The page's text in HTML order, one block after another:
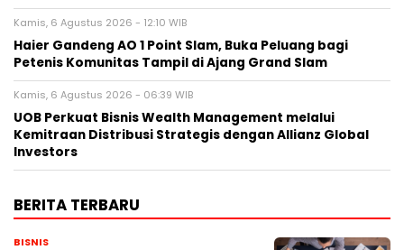
Kamis, 6 Agustus 2026 - 12:10 WIB
Haier Gandeng AO 1 Point Slam, Buka Peluang bagi
Petenis Komunitas Tampil di Ajang Grand Slam
Kamis, 6 Agustus 2026 - 06:39 WIB
UOB Perkuat Bisnis Wealth Management melalui
Kemitraan Distribusi Strategis dengan Allianz Global
Investors
BERITA TERBARU
BISNIS